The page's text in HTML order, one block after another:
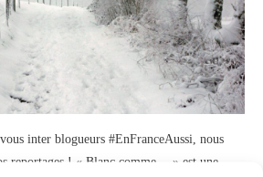
inter blogueurs #EnFranceAussi, nous
reportages ! « Blanc comme… » est une